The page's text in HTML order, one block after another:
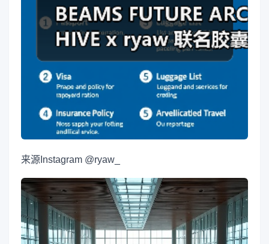
来源 Instagram @ryaw_